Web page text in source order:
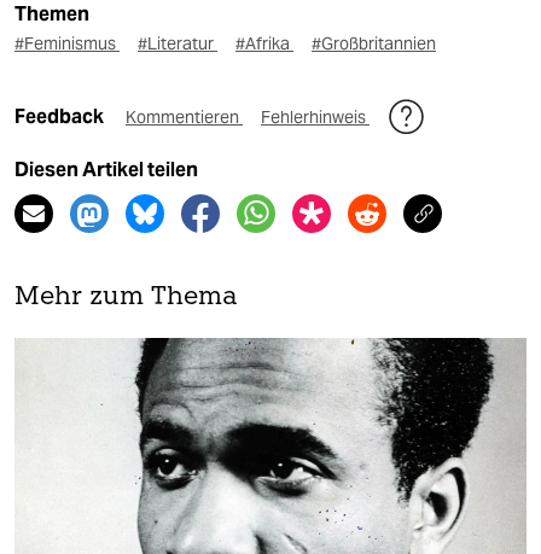
Themen
#Feminismus #Literatur #Afrika #Großbritannien
Feedback Kommentieren Fehlerhinweis
Diesen Artikel teilen
Mehr zum Thema